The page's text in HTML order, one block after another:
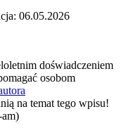
06.05.2026
doświadczeniem
osobom
na temat tego wpisu!
am)